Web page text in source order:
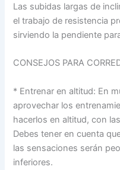
Las subidas largas de
el trabajo de resistencia
sirviendo la pendiente
CONSEJOS PARA
* Entrenar en altitud: En
aprovechar los
hacerlos en altitud, con
Debes tener en cuenta
las sensaciones serán
inferiores.